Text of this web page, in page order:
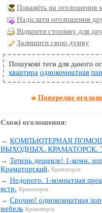
Покажіть на оголошення
Надіслати оголошення
Відкрити сторінку для
Залишити свою думку
Пошукові теги для даного
квартира однокомнатная
Попереднє
Схожі оголошення:
→КОМПЬЮТЕРНАЯ
ВЫХОДНЫХ. КРАМАТОРСК.
→Теперь дешевле! 1-комн.
Краматорский, Краматорск
→Недорого. 1-комнатная
встр. Краматорск
→Срочно! однокомнатная
мебель Краматорск